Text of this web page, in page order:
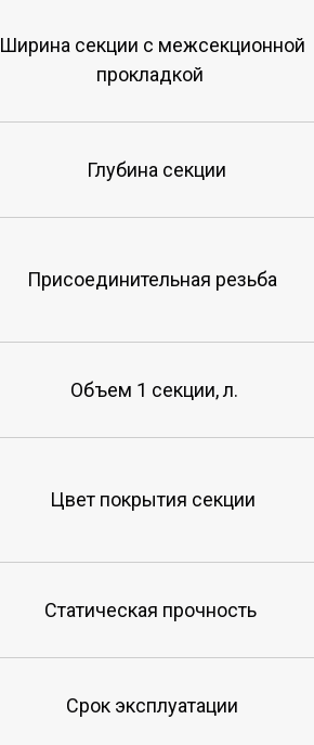
Ширина секции с межсекционной
прокладкой
Глубина секции
Присоединительная резьба
Объем 1 секции, л.
Цвет покрытия секции
Статическая прочность
Срок эксплуатации